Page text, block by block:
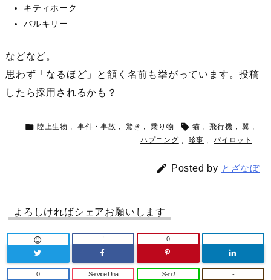
キティホーク
バルキリー
などなど。
思わず「なるほど」と頷く名前も挙がっています。投稿
したら採用されるかも？
 陸上生物 , 事件・事故 , 驚き , 乗り物  猫 , 飛行機 , 翼 ,
ハプニング , 珍事 , パイロット
 Posted by とざなぼ
よろしければシェアお願いします
 ! 0 -
0 Service Una Send -